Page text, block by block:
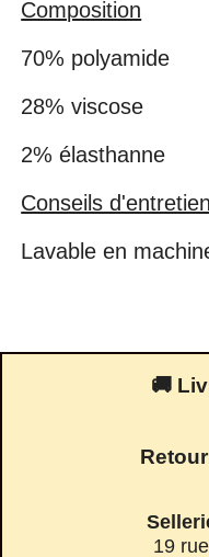
Composition
70% polyamide
28% viscose
2% élasthanne
Conseils d'entretien
Lavable en
🚚
19